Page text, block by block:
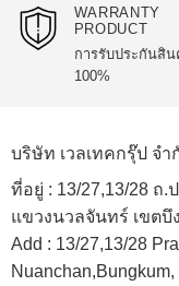
WARRANTY
PRODUCT
การรับประกันสิ
100%
บริษัท เวลเทคกรุ๊ป จำ
ที่อยู่ : 13/27,13/28 ถ.
แขวงนวลจันทร์ เขตบึ
Add : 13/27,13/28